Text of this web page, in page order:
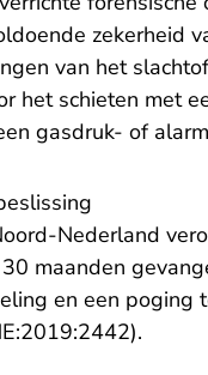
zekerheid
van het
het schieten met
gasdruk- of
Nederland
maanden
en een poging